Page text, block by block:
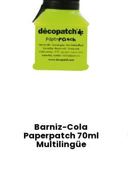
Barniz-Cola
Paperpatch 70ml
Multilingüe